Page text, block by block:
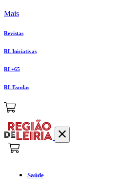
Mais
Revistas
RL Iniciativas
RL+65
RL Escolas
Saúde